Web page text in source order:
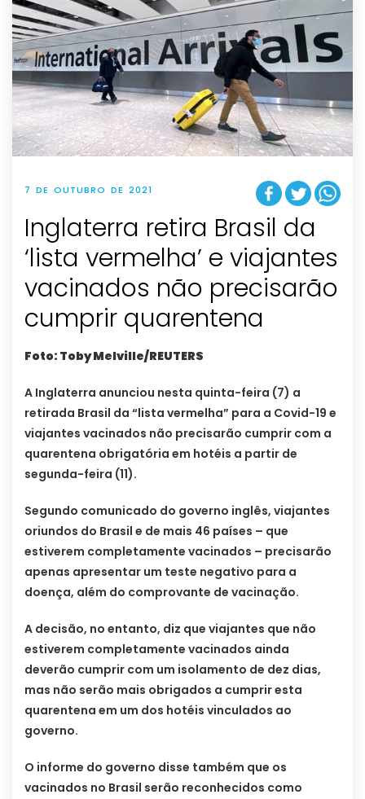
7 DE OUTUBRO DE 2021
Inglaterra retira Brasil da
‘lista vermelha’ e viajantes
vacinados não precisarão
cumprir quarentena
Foto: Toby Melville/REUTERS
A Inglaterra anunciou nesta quinta-feira (7) a
retirada Brasil da “lista vermelha” para a Covid-19 e
viajantes vacinados não precisarão cumprir com a
quarentena obrigatória em hotéis a partir de
segunda-feira (11).
Segundo comunicado do governo inglês, viajantes
oriundos do Brasil e de mais 46 países – que
estiverem completamente vacinados – precisarão
apenas apresentar um teste negativo para a
doença, além do comprovante de vacinação.
A decisão, no entanto, diz que viajantes que não
estiverem completamente vacinados ainda
deverão cumprir com um isolamento de dez dias,
mas não serão mais obrigados a cumprir esta
quarentena em um dos hotéis vinculados ao
governo.
O informe do governo disse também que os
vacinados no Brasil serão reconhecidos como